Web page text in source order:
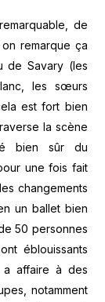
de
remarque ça
de Savary (les
les sœurs
est fort bien
la scène
bien sûr du
une fois fait
changements
un ballet bien
50 personnes
éblouissants
a affaire à des
notamment